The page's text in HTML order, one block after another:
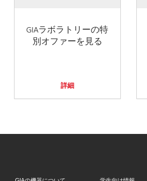
GIAラボラトリーの特
別オファーを見る
詳細